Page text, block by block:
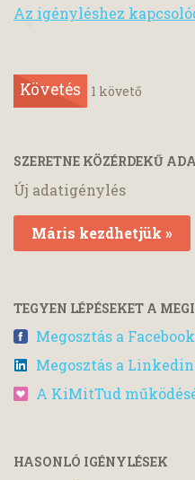
Az igényléshez
Követés 1 követő
SZERETNE KÖZÉRDEKŰ
Új adatigénylés
Máris kezdhetjük »
TEGYEN LÉPÉSEKET A
Megosztás a
Megosztás a
A KiMitTud
HASONLÓ IGÉNYLÉSEK